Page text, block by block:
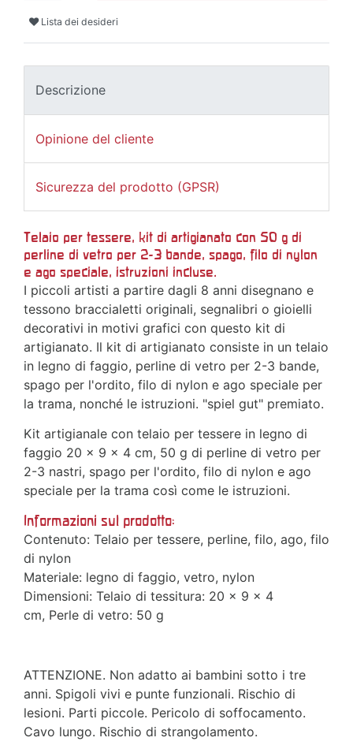
Lista dei desideri
Descrizione
Opinione del cliente
Sicurezza del prodotto (GPSR)
Telaio per tessere, kit di artigianato con 50 g di
perline di vetro per 2-3 bande, spago, filo di nylon
e ago speciale, istruzioni incluse.
I piccoli artisti a partire dagli 8 anni disegnano e
tessono braccialetti originali, segnalibri o gioielli
decorativi in motivi grafici con questo kit di
artigianato. Il kit di artigianato consiste in un telaio
in legno di faggio, perline di vetro per 2-3 bande,
spago per l'ordito, filo di nylon e ago speciale per
la trama, nonché le istruzioni. "spiel gut" premiato.
Kit artigianale con telaio per tessere in legno di
faggio 20 x 9 x 4 cm, 50 g di perline di vetro per
2-3 nastri, spago per l'ordito, filo di nylon e ago
speciale per la trama così come le istruzioni.
Informazioni sul prodotto:
Contenuto: Telaio per tessere, perline, filo, ago, filo
di nylon
Materiale: legno di faggio, vetro, nylon
Dimensioni: Telaio di tessitura: 20 x 9 x 4
cm, Perle di vetro: 50 g
ATTENZIONE. Non adatto ai bambini sotto i tre
anni. Spigoli vivi e punte funzionali. Rischio di
lesioni. Parti piccole. Pericolo di soffocamento.
Cavo lungo. Rischio di strangolamento.